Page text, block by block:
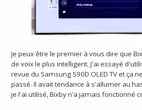
Je peux être le premier à vous dire que
de voix le plus intelligent. J'ai essayé
revue du Samsung S90D OLED TV et ça
passé. Il avait tendance à s'allumer au
je l'ai utilisé, Bixby n'a jamais fonctionné